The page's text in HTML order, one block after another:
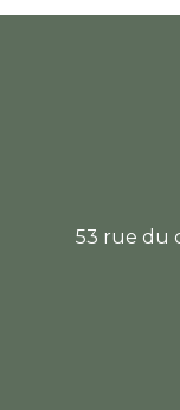
53 rue